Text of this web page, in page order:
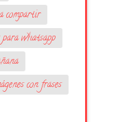
compartir
para whatsapp
con frases